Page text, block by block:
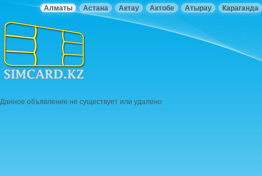
Караганда
Атырау
Актобе
Актау
Астана
Алматы
Данное объявление не существует или удалено